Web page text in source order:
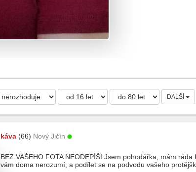
DALŠÍ
káva (66) Nový Jičín
BEZ VAŠEHO FOTA NEODEPÍŠI Jsem pohodářka, mám
vám doma nerozumí, a podílet se na podvodu vašeho